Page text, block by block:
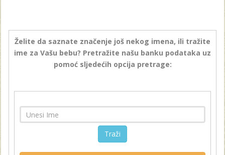
Želite da saznate značenje još nekog imena, ili tražite
ime za Vašu bebu? Pretražite našu banku podataka uz
pomoć sljedećih opcija pretrage:
Traži